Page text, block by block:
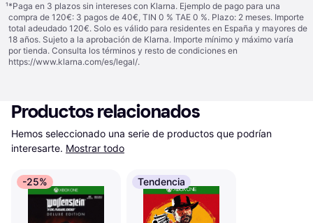
¹*Paga en 3 plazos sin intereses con Klarna. Ejemplo de pago para una
compra de 120€: 3 pagos de 40€, TIN 0 % TAE 0 %. Plazo: 2 meses. Importe
total adeudado 120€. Solo es válido para residentes en España y mayores de
18 años. Sujeto a la aprobación de Klarna. Importe mínimo y máximo varía
por tienda. Consulta los términos y resto de condiciones en
https://www.klarna.com/es/legal/.
Productos relacionados
Hemos seleccionado una serie de productos que podrían
interesarte. Mostrar todo
-25% Tendencia